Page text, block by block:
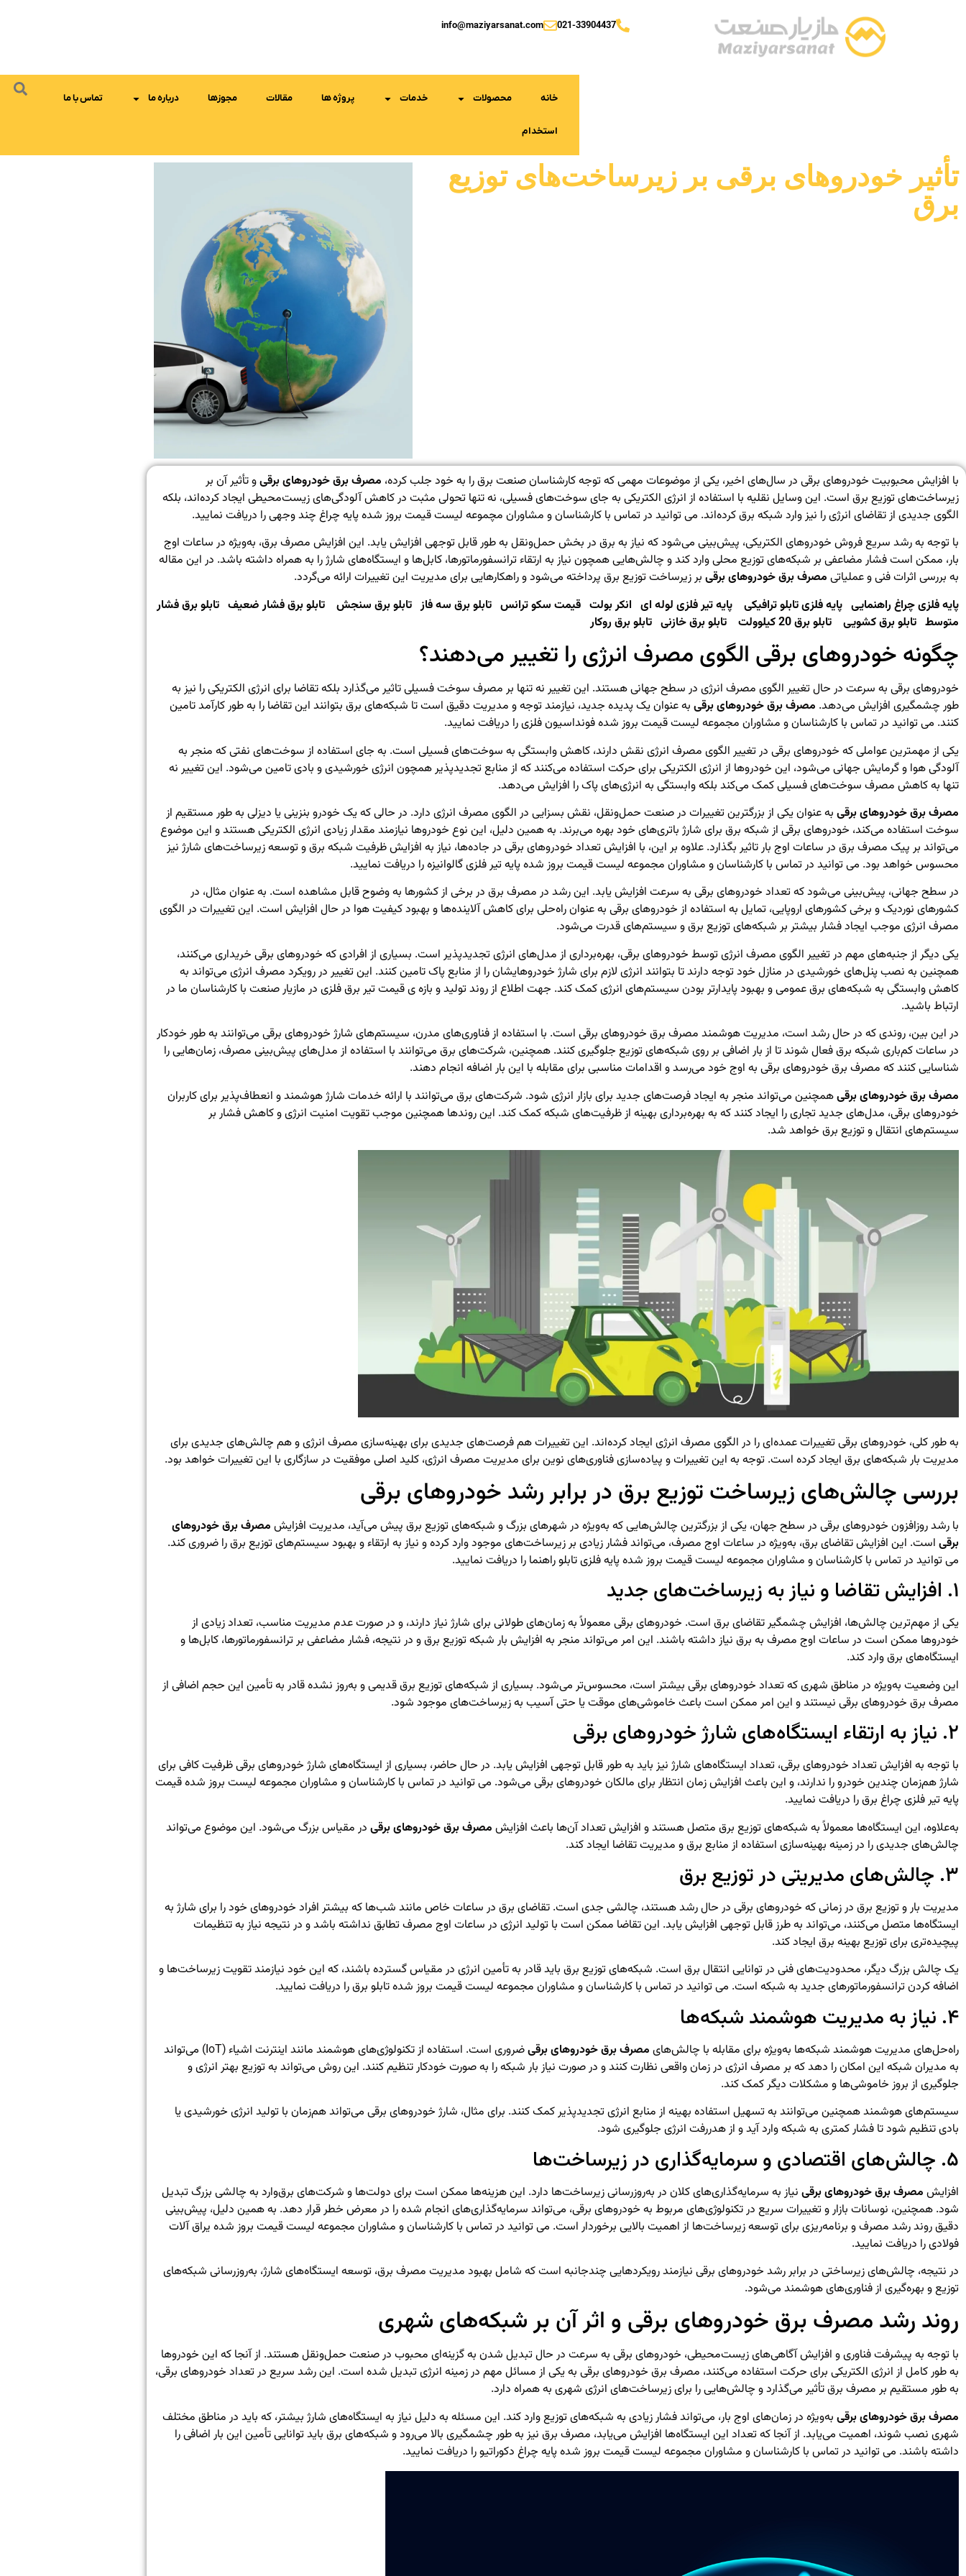
021-33904437
info@maziyarsanat.com
خانه محصولات خدمات پروژه ها مقالات مجوزها درباره ما تماس با ما
استخدام
تأثیر خودروهای برقی بر زیرساخت‌های توزیع
برق
با افزایش محبوبیت خودروهای برقی در سال‌های اخیر، یکی از موضوعات مهمی که توجه کارشناسان صنعت برق را به خود جلب کرده، مصرف برق خودروهای برقیو تأثیر آن بر
زیرساخت‌های توزیع برق است. این وسایل نقلیه با استفاده از انرژی الکتریکی به جای سوخت‌های فسیلی، نه تنها تحولی مثبت در کاهش آلودگی‌های زیست‌محیطی ایجاد کرده‌اند، بلکه
الگوی جدیدی از تقاضای انرژی را نیز وارد شبکه برق کرده‌اند. می توانید در تماس با کارشناسان و مشاوران مچموعه لیست قیمت بروز شدهپایه چراغ چند وجهیرا دریافت نمایید.
با توجه به رشد سریع فروش خودروهای الکتریکی، پیش‌بینی می‌شود که نیاز به برق در بخش حمل‌ونقل به طور قابل توجهی افزایش یابد. این افزایش مصرف برق، به‌ویژه در ساعات اوج
بار، ممکن است فشار مضاعفی بر شبکه‌های توزیع محلی وارد کند و چالش‌هایی همچون نیاز به ارتقاء ترانسفورماتورها، کابل‌ها و ایستگاه‌های شارژ را به همراه داشته باشد. در این مقاله
به بررسی اثرات فنی و عملیاتی مصرف برق خودروهای برقی بر زیرساخت توزیع برق پرداخته می‌شود و راهکارهایی برای مدیریت این تغییرات ارائه می‌گردد.
پایهفلزیچراغراهنمایی پایهفلزیتابلوترافیکی پایهتیرفلزی لوله ای انکربولت قیمت سکوترانس تابلوبرق سهفاز تابلوبرق سنجش تابلوبرقفشار ضعیف تابلوبرقفشار
متوسط تابلوبرقکشویی تابلوبرق کیلوولت تابلوبرقخازنی تابلوبرقروکار
چگونه خودروهای برقی الگوی مصرف انرژی را تغییر می‌دهند؟
خودروهای برقی به سرعت در حال تغییر الگوی مصرف انرژی در سطح جهانی هستند. این تغییر نه تنها بر مصرف سوخت فسیلی تاثیر می‌گذارد بلکه تقاضا برای انرژی الکتریکی را نیز به
طور چشمگیری افزایش می‌دهد. مصرف برق خودروهای برقی به عنوان یک پدیده جدید، نیازمند توجه و مدیریت دقیق است تا شبکه‌های برق بتوانند این تقاضا را به طور کارآمد تامین
کنند. می توانید در تماس با کارشناسان و مشاوران مجموعه لیست قیمت بروز شدهفونداسیون فلزیرا دریافت نمایید.
یکی از مهمترین عواملی که خودروهای برقی در تغییر الگوی مصرف انرژی نقش دارند، کاهش وابستگی به سوخت‌های فسیلی است. به جای استفاده از سوخت‌های نفتی که منجر به
آلودگی هوا و گرمایش جهانی می‌شود، این خودروها از انرژی الکتریکی برای حرکت استفاده می‌کنند که از منابع تجدیدپذیر همچون انرژی خورشیدی و بادی تامین می‌شود. این تغییر نه
تنها به کاهش مصرف سوخت‌های فسیلی کمک می‌کند بلکه وابستگی به انرژی‌های پاک را افزایش می‌دهد.
مصرف برق خودروهای برقی به عنوان یکی از بزرگترین تغییرات در صنعت حمل‌ونقل، نقش بسزایی در الگوی مصرف انرژی دارد. در حالی که یک خودرو بنزینی یا دیزلی به طور مستقیم از
سوخت استفاده می‌کند، خودروهای برقی از شبکه برق برای شارژ باتری‌های خود بهره می‌برند. به همین دلیل، این نوع خودروها نیازمند مقدار زیادی انرژی الکتریکی هستند و این موضوع
می‌تواند بر پیک مصرف برق در ساعات اوج بار تاثیر بگذارد. علاوه بر این، با افزایش تعداد خودروهای برقی در جاده‌ها، نیاز به افزایش ظرفیت شبکه برق و توسعه زیرساخت‌های شارژ نیز
محسوس خواهد بود. می توانید در تماس با کارشناسان و مشاوران مجموعه لیست قیمت بروز شدهپایه تیر فلزی گالوانیزهرا دریافت نمایید.
در سطح جهانی، پیش‌بینی می‌شود که تعداد خودروهای برقی به سرعت افزایش یابد. این رشد در مصرف برق در برخی از کشورها به وضوح قابل مشاهده است. به عنوان مثال، در
کشورهای نوردیک و برخی کشورهای اروپایی، تمایل به استفاده از خودروهای برقی به عنوان راه‌حلی برای کاهش آلاینده‌ها و بهبود کیفیت هوا در حال افزایش است. این تغییرات در الگوی
مصرف انرژی موجب ایجاد فشار بیشتر بر شبکه‌های توزیع برق و سیستم‌های قدرت می‌شود.
یکی دیگر از جنبه‌های مهم در تغییر الگوی مصرف انرژی توسط خودروهای برقی، بهره‌برداری از مدل‌های انرژی تجدیدپذیر است. بسیاری از افرادی که خودروهای برقی خریداری می‌کنند،
همچنین به نصب پنل‌های خورشیدی در منازل خود توجه دارند تا بتوانند انرژی لازم برای شارژ خودروهایشان را از منابع پاک تامین کنند. این تغییر در رویکرد مصرف انرژی می‌تواند به
کاهش وابستگی به شبکه‌های برق عمومی و بهبود پایدارتر بودن سیستم‌های انرژی کمک کند. جهت اطلاع از روند تولید و بازه ی قیمتتیر برق فلزی در مازیار صنعت با کارشناسان ما در
ارتباط باشید.
در این بین، روندی که در حال رشد است، مدیریت هوشمند مصرف برق خودروهای برقی است. با استفاده از فناوری‌های مدرن، سیستم‌های شارژ خودروهای برقی می‌توانند به طور خودکار
در ساعات کم‌باری شبکه برق فعال شوند تا از بار اضافی بر روی شبکه‌های توزیع جلوگیری کنند. همچنین، شرکت‌های برق می‌توانند با استفاده از مدل‌های پیش‌بینی مصرف، زمان‌هایی را
شناسایی کنند که مصرف برق خودروهای برقی به اوج خود می‌رسد و اقدامات مناسبی برای مقابله با این بار اضافه انجام دهند.
مصرف برق خودروهای برقیهمچنین می‌تواند منجر به ایجاد فرصت‌های جدید برای بازار انرژی شود. شرکت‌های برق می‌توانند با ارائه خدمات شارژ هوشمند و انعطاف‌پذیر برای کاربران
خودروهای برقی، مدل‌های جدید تجاری را ایجاد کنند که به بهره‌برداری بهینه از ظرفیت‌های شبکه کمک کند. این روندها همچنین موجب تقویت امنیت انرژی و کاهش فشار بر
سیستم‌های انتقال و توزیع برق خواهد شد.
به طور کلی، خودروهای برقی تغییرات عمده‌ای را در الگوی مصرف انرژی ایجاد کرده‌اند. این تغییرات هم فرصت‌های جدیدی برای بهینه‌سازی مصرف انرژی و هم چالش‌های جدیدی برای
مدیریت بار شبکه‌های برق ایجاد کرده است. توجه به این تغییرات و پیاده‌سازی فناوری‌های نوین برای مدیریت مصرف انرژی، کلید اصلی موفقیت در سازگاری با این تغییرات خواهد بود.
بررسی چالش‌های زیرساخت توزیع برق در برابر رشد خودروهای برقی
با رشد روزافزون خودروهای برقی در سطح جهان، یکی از بزرگترین چالش‌هایی که به‌ویژه در شهرهای بزرگ و شبکه‌های توزیع برق پیش می‌آید، مدیریت افزایش مصرف برق خودروهای
برقی است. این افزایش تقاضای برق، به‌ویژه در ساعات اوج مصرف، می‌تواند فشار زیادی بر زیرساخت‌های موجود وارد کرده و نیاز به ارتقاء و بهبود سیستم‌های توزیع برق را ضروری کند.
می توانید در تماس با کارشناسان و مشاوران مجموعه لیست قیمت بروز شدهپایه فلزی تابلو راهنما را دریافت نمایید.
۱. افزایش تقاضا و نیاز به زیرساخت‌های جدید
یکی از مهم‌ترین چالش‌ها، افزایش چشمگیر تقاضای برق است. خودروهای برقی معمولاً به زمان‌های طولانی برای شارژ نیاز دارند، و در صورت عدم مدیریت مناسب، تعداد زیادی از
خودروها ممکن است در ساعات اوج مصرف به برق نیاز داشته باشند. این امر می‌تواند منجر به افزایش بار شبکه توزیع برق و در نتیجه، فشار مضاعفی بر ترانسفورماتورها، کابل‌ها و
ایستگاه‌های برق وارد کند.
این وضعیت به‌ویژه در مناطق شهری که تعداد خودروهای برقی بیشتر است، محسوس‌تر می‌شود. بسیاری از شبکه‌های توزیع برق قدیمی و به‌روز نشده قادر به تأمین این حجم اضافی از
مصرف برق خودروهای برقی نیستند و این امر ممکن است باعث خاموشی‌های موقت یا حتی آسیب به زیرساخت‌های موجود شود.
۲. نیاز به ارتقاء ایستگاه‌های شارژ خودروهای برقی
با توجه به افزایش تعداد خودروهای برقی، تعداد ایستگاه‌های شارژ نیز باید به طور قابل توجهی افزایش یابد. در حال حاضر، بسیاری از ایستگاه‌های شارژ خودروهای برقی ظرفیت کافی برای
شارژ هم‌زمان چندین خودرو را ندارند، و این باعث افزایش زمان انتظار برای مالکان خودروهای برقی می‌شود. می توانید در تماس با کارشناسان و مشاوران مجموعه لیست بروز شدهقیمت
پایه تیر فلزی چراغ برقرا دریافت نمایید.
به‌علاوه، این ایستگاه‌ها معمولاً به شبکه‌های توزیع برق متصل هستند و افزایش تعداد آن‌ها باعث افزایش مصرف برق خودروهای برقی در مقیاس بزرگ می‌شود. این موضوع می‌تواند
چالش‌های جدیدی را در زمینه بهینه‌سازی استفاده از منابع برق و مدیریت تقاضا ایجاد کند.
۳. چالش‌های مدیریتی در توزیع برق
مدیریت بار و توزیع برق در زمانی که خودروهای برقی در حال رشد هستند، چالشی جدی است. تقاضای برق در ساعات خاص مانند شب‌ها که بیشتر افراد خودروهای خود را برای شارژ به
ایستگاه‌ها متصل می‌کنند، می‌تواند به طرز قابل توجهی افزایش یابد. این تقاضا ممکن است با تولید انرژی در ساعات اوج مصرف تطابق نداشته باشد و در نتیجه نیاز به تنظیمات
پیچیده‌تری برای توزیع بهینه برق ایجاد کند.
یک چالش بزرگ دیگر، محدودیت‌های فنی در توانایی انتقال برق است. شبکه‌های توزیع برق باید قادر به تأمین انرژی در مقیاس گسترده باشند، که این خود نیازمند تقویت زیرساخت‌ها و
اضافه کردن ترانسفورماتورهای جدید به شبکه است. می توانید در تماس با کارشناسان و مشاوران مجموعه لیست قیمت بروز شدهتابلو برقرا دریافت نمایید.
۴. نیاز به مدیریت هوشمند شبکه‌ها
راه‌حل‌های مدیریت هوشمند شبکه‌ها به‌ویژه برای مقابله با چالش‌های مصرف برق خودروهای برقی
ضروری است. استفاده از تکنولوژی‌های هوشمند مانند اینترنت اشیاء (IoT) می‌تواند
به مدیران شبکه این امکان را دهد که بر مصرف انرژی در زمان واقعی نظارت کنند و در صورت نیاز بار شبکه را به صورت خودکار تنظیم کنند. این روش می‌تواند به توزیع بهتر انرژی و
جلوگیری از بروز خاموشی‌ها و مشکلات دیگر کمک کند.
سیستم‌های هوشمند همچنین می‌توانند به تسهیل استفاده بهینه از منابع انرژی تجدیدپذیر کمک کنند. برای مثال، شارژ خودروهای برقی می‌تواند هم‌زمان با تولید انرژی خورشیدی یا
بادی تنظیم شود تا فشار کمتری به شبکه وارد آید و از هدررفت انرژی جلوگیری شود.
۵. چالش‌های اقتصادی و سرمایه‌گذاری در زیرساخت‌ها
افزایش مصرف برق خودروهای برقی نیاز به سرمایه‌گذاری‌های کلان در به‌روزرسانی زیرساخت‌ها دارد. این هزینه‌ها ممکن است برای دولت‌ها و شرکت‌های برق‌وارد به چالشی بزرگ تبدیل
شود. همچنین، نوسانات بازار و تغییرات سریع در تکنولوژی‌های مربوط به خودروهای برقی، می‌تواند سرمایه‌گذاری‌های انجام شده را در معرض خطر قرار دهد. به همین دلیل، پیش‌بینی
دقیق روند رشد مصرف و برنامه‌ریزی برای توسعه زیرساخت‌ها از اهمیت بالایی برخوردار است. می توانید در تماس با کارشناسان و مشاوران مجموعه لیست قیمت بروز شده یراق آلات
فولادیرا دریافت نمایید.
در نتیجه، چالش‌های زیرساختی در برابر رشد خودروهای برقی نیازمند رویکردهایی چندجانبه است که شامل بهبود مدیریت مصرف برق، توسعه ایستگاه‌های شارژ، به‌روزرسانی شبکه‌های
توزیع و بهره‌گیری از فناوری‌های هوشمند می‌شود.
روند رشد مصرف برق خودروهای برقی و اثر آن بر شبکه‌های شهری
با توجه به پیشرفت فناوری و افزایش آگاهی‌های زیست‌محیطی، خودروهای برقی به سرعت در حال تبدیل شدن به گزینه‌ای محبوب در صنعت حمل‌ونقل هستند. از آنجا که این خودروها
به طور کامل از انرژی الکتریکی برای حرکت استفاده می‌کنند، مصرف برق خودروهای برقی به یکی از مسائل مهم در زمینه انرژی تبدیل شده است. این رشد سریع در تعداد خودروهای برقی،
به طور مستقیم بر مصرف برق تأثیر می‌گذارد و چالش‌هایی را برای زیرساخت‌های انرژی شهری به همراه دارد.
مصرف برق خودروهای برقی به‌ویژه در زمان‌های اوج بار، می‌تواند فشار زیادی به شبکه‌های توزیع وارد کند. این مسئله به دلیل نیاز به ایستگاه‌های شارژ بیشتر، که باید در مناطق مختلف
شهری نصب شوند، اهمیت می‌یابد. از آنجا که تعداد این ایستگاه‌ها افزایش می‌یابد، مصرف برق نیز به طور چشمگیری بالا می‌رود و شبکه‌های برق باید توانایی تأمین این بار اضافی را
داشته باشند. می توانید در تماس با کارشناسان و مشاوران مجموعه لیست قیمت بروز شدهپایه چراغ دکوراتیورا دریافت نمایید.